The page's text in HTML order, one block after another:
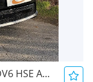
Land Rover Range Rover Sport 3,0 SDV6 HSE Aut. *LR Service...